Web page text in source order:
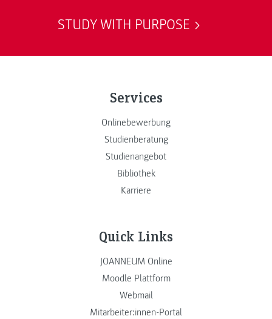
STUDY WITH PURPOSE
Services
Onlinebewerbung
Studienberatung
Studienangebot
Bibliothek
Karriere
Quick Links
JOANNEUM Online
Moodle Plattform
Webmail
Mitarbeiter:innen-Portal